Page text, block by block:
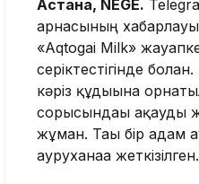
Астана, NEGE.
арнасының
«Aqtogai Milk»
серіктестігінде
кәріз құдығына
сорғысындағы ақауды
жұмған. Тағы бір адам
ауруханаға жеткізілген.